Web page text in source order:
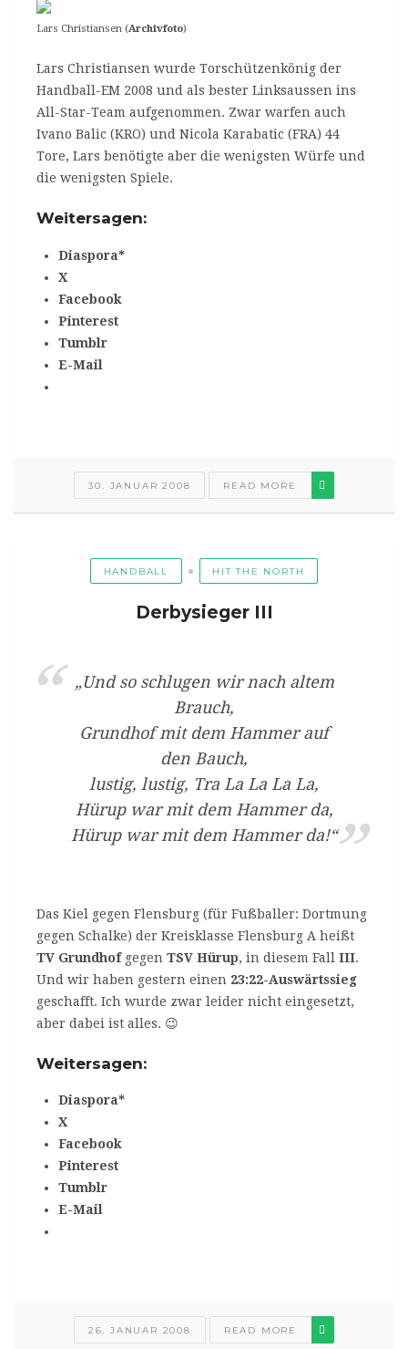
Lars Christiansen (Archivfoto)
Lars Christiansen wurde Torschützenkönig der
Handball-EM 2008 und als bester Linksaussen ins
All-Star-Team aufgenommen. Zwar warfen auch
Ivano Balic (KRO) und Nicola Karabatic (FRA) 44
Tore, Lars benötigte aber die wenigsten Würfe und
die wenigsten Spiele.
Weitersagen:
Diaspora*
X
Facebook
Pinterest
Tumblr
E-Mail
30. JANUAR 2008 READ MORE
HANDBALL HIT THE NORTH
Derbysieger III
„Und so schlugen wir nach altem
Brauch,
Grundhof mit dem Hammer auf
den Bauch,
lustig, lustig, Tra La La La La,
Hürup war mit dem Hammer da,
Hürup war mit dem Hammer da!“
Das Kiel gegen Flensburg (für Fußballer: Dortmung
gegen Schalke) der Kreisklasse Flensburg A heißt
TV Grundhofgegen TSV Hürup, in diesem Fall III.
Und wir haben gestern einen 23:22-Auswärtssieg
geschafft. Ich wurde zwar leider nicht eingesetzt,
aber dabei ist alles. 😉
Weitersagen:
Diaspora*
X
Facebook
Pinterest
Tumblr
E-Mail
26. JANUAR 2008 READ MORE